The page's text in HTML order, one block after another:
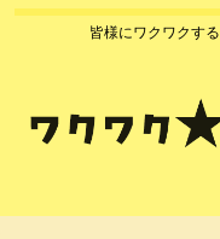
皆様にワクワクす